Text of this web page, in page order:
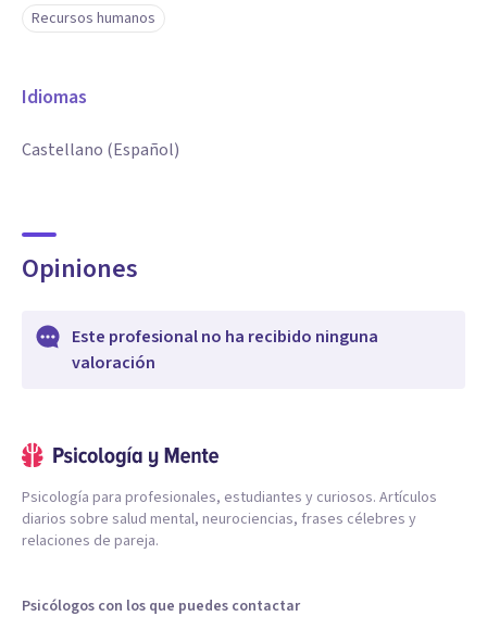
Recursos humanos
Idiomas
Castellano (Español)
Opiniones
Este profesional no ha recibido ninguna
valoración
Psicología para profesionales, estudiantes y curiosos. Artículos
diarios sobre salud mental, neurociencias, frases célebres y
relaciones de pareja.
Psicólogos con los que puedes contactar